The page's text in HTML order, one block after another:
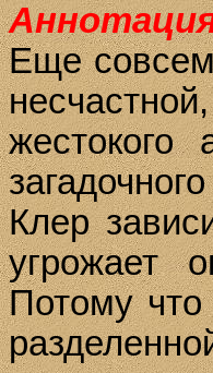
Еще
Клер
угрожает
Потому